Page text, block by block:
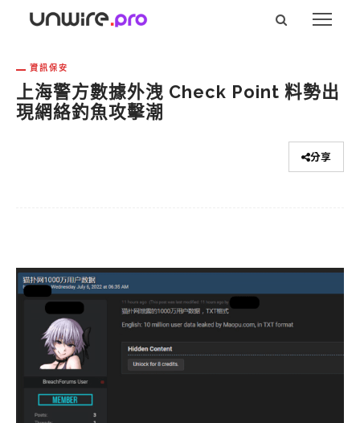
資訊保安
上海警方數據外洩 Check Point 料勢出
現網絡釣魚攻擊潮
分享